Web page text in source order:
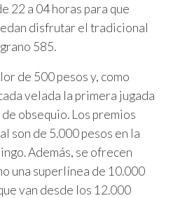
22 a 04 horas para que
disfrutar el tradicional
585.
de 500 pesos y, como
velada la primera jugada
obsequio. Los premios
son de 5.000 pesos en la
Además, se ofrecen
una superlínea de 10.000
van desde los 12.000